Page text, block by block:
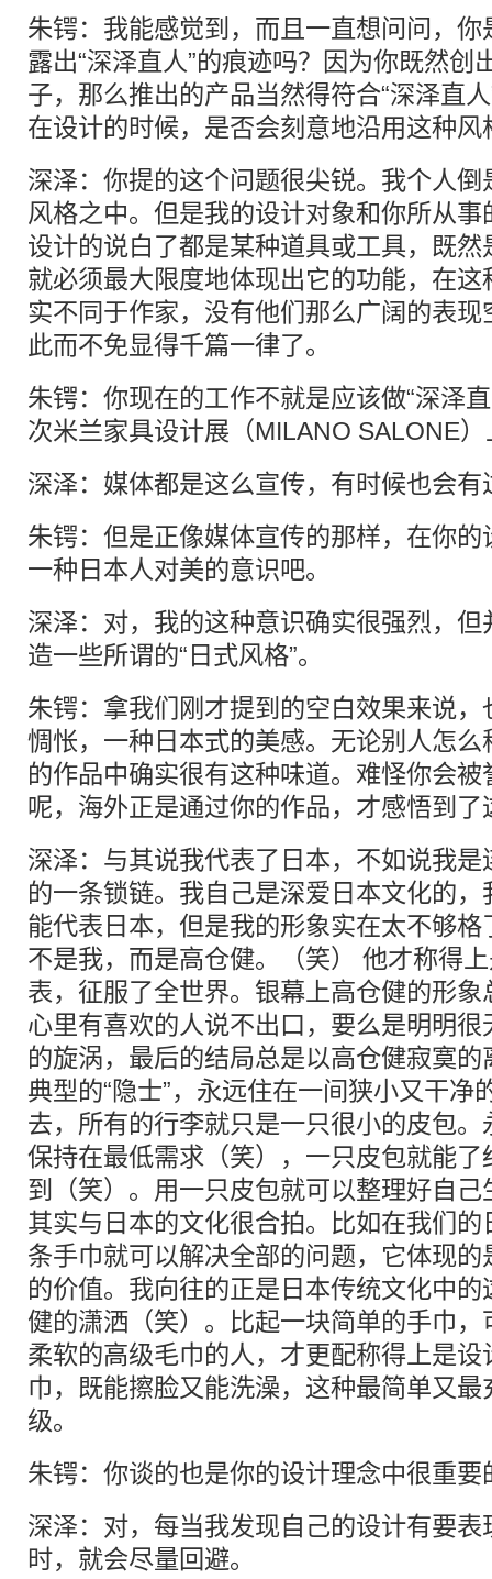
朱锷：我能感觉到，而且一直想问问，
露出“深泽直人”的痕迹吗？因为你既然创
子，那么推出的产品当然得符合“深泽直
在设计的时候，是否会刻意地沿用这种风
深泽：你提的这个问题很尖锐。我个人
风格之中。但是我的设计对象和你所从事
设计的说白了都是某种道具或工具，既
就必须最大限度地体现出它的功能，在
实不同于作家，没有他们那么广阔的表
此而不免显得千篇一律了。
朱锷：你现在的工作不就是应该做“深泽
次米兰家具设计展（MILANO SALONE
深泽：媒体都是这么宣传，有时候也会有
朱锷：但是正像媒体宣传的那样，在你
一种日本人对美的意识吧。
深泽：对，我的这种意识确实很强烈，
造一些所谓的“日式风格”。
朱锷：拿我们刚才提到的空白效果来说
惆怅，一种日本式的美感。无论别人怎
的作品中确实很有这种味道。难怪你会
呢，海外正是通过你的作品，才感悟到
深泽：与其说我代表了日本，不如说我
的一条锁链。我自己是深爱日本文化的
能代表日本，但是我的形象实在太不够
不是我，而是高仓健。（笑） 他才称得
表，征服了全世界。银幕上高仓健的形
心里有喜欢的人说不出口，要么是明明
的旋涡，最后的结局总是以高仓健寂寞
典型的“隐士”，永远住在一间狭小又干净
去，所有的行李就只是一只很小的皮包
保持在最低需求（笑），一只皮包就能
到（笑）。用一只皮包就可以整理好自
其实与日本的文化很合拍。比如在我们
条手巾就可以解决全部的问题，它体现
的价值。我向往的正是日本传统文化中
健的潇洒（笑）。比起一块简单的手巾
柔软的高级毛巾的人，才更配称得上是
巾，既能擦脸又能洗澡，这种最简单又
级。
朱锷：你谈的也是你的设计理念中很重要
深泽：对，每当我发现自己的设计有要表
时，就会尽量回避。